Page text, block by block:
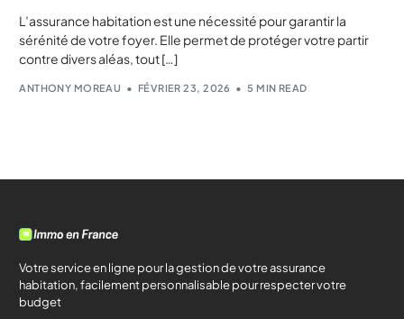
L’assurance habitation est une nécessité pour garantir la
sérénité de votre foyer. Elle permet de protéger votre partir
contre divers aléas, tout […]
ANTHONY MOREAU FÉVRIER 23, 2026 5 MIN READ
Votre service en ligne pour la gestion de votre assurance
habitation, facilement personnalisable pour respecter votre
budget